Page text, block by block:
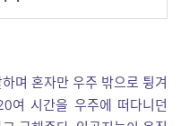
며 혼자만 우주 밖으로 튕겨
여 시간을 우주에 떠다니던